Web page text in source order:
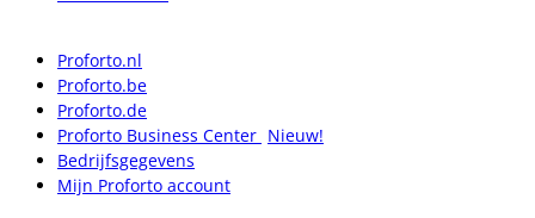
Proforto.nl
Proforto.be
Proforto.de
Proforto Business Center Nieuw!
Bedrijfsgegevens
Mijn Proforto account